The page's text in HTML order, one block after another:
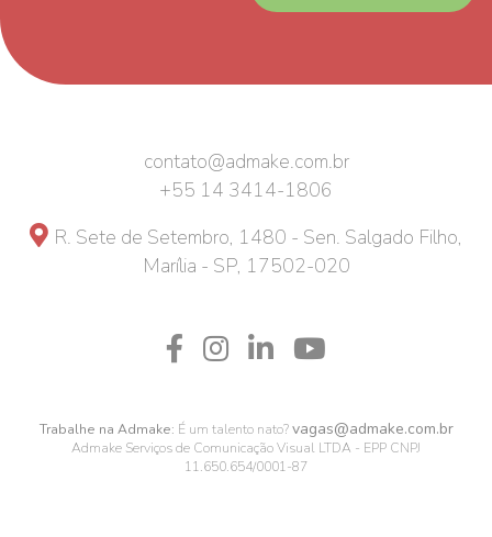
contato@admake.com.br
+55 14 3414-1806
R. Sete de Setembro, 1480 - Sen. Salgado Filho,
Marília - SP, 17502-020
Trabalhe na Admake: É um talento nato?vagas@admake.com.br
Admake Serviços de Comunicação Visual LTDA - EPP CNPJ
11.650.654/0001-87